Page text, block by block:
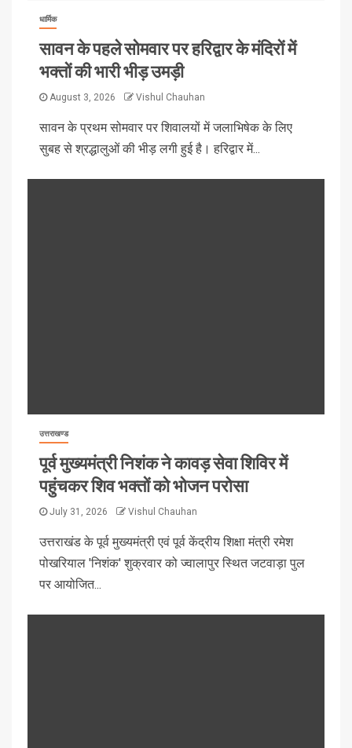
धार्मिक
सावन के पहले सोमवार पर हरिद्वार के मंदिरों में
भक्तों की भारी भीड़ उमड़ी
August 3, 2026 Vishul Chauhan
सावन के प्रथम सोमवार पर शिवालयों में जलाभिषेक के लिए
सुबह से श्रद्धालुओं की भीड़ लगी हुई है। हरिद्वार में...
उत्तराखण्ड
पूर्व मुख्यमंत्री निशंक ने कावड़ सेवा शिविर में
पहुंचकर शिव भक्तों को भोजन परोसा
July 31, 2026 Vishul Chauhan
उत्तराखंड के पूर्व मुख्यमंत्री एवं पूर्व केंद्रीय शिक्षा मंत्री रमेश
पोखरियाल 'निशंक' शुक्रवार को ज्वालापुर स्थित जटवाड़ा पुल
पर आयोजित...